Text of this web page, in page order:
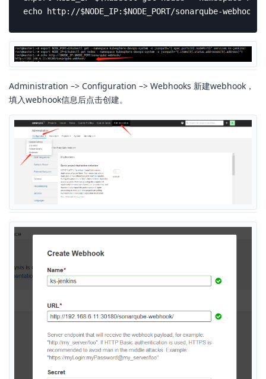
echo http://$NODE_IP:$NODE_PORT/sonarqube-webhook/
Administration –> Configuration –> Webhooks 新建webhook，
填入webhook信息后点击创建。